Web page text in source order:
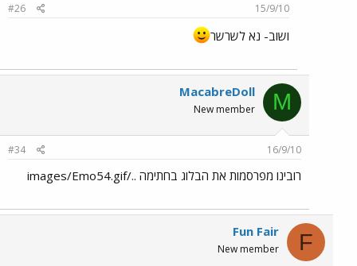
15/9/10
#26
ושוב- נא לשרשר
M
MacabreDoll
New member
16/9/10
#34
רובינו מפרסמות את הבלוג בחתימה ../images/Emo54.gif
F
Fun Fair
New member